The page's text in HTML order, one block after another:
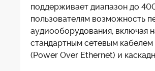
поддерживает диапазон до
пользователям возможность
аудиооборудования, включая
стандартным сетевым
(Power Over Ethernet) и